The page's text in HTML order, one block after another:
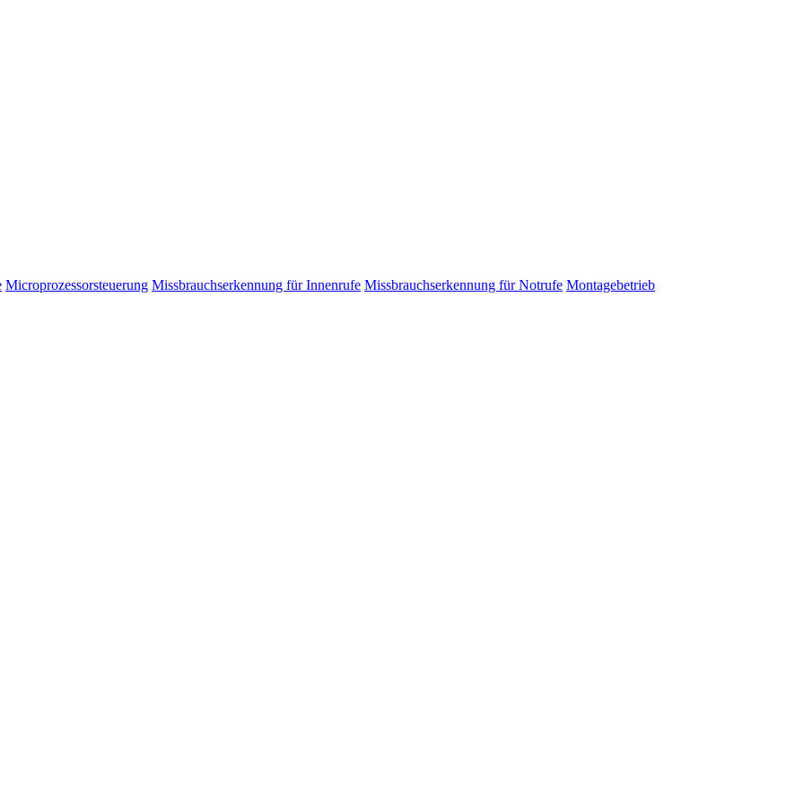
Microprozessorsteuerung Missbrauchserkennung für Innenrufe Missbrauchserkennung für Notrufe Montagebetrieb